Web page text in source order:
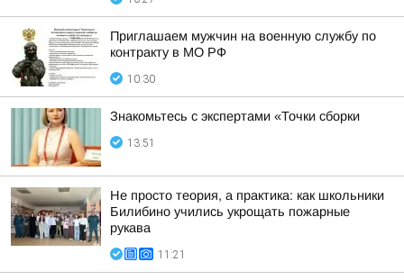
Приглашаем мужчин на военную службу по
контракту в МО РФ
10:30
Знакомьтесь с экспертами «Точки сборки
13:51
Не просто теория, а практика: как школьники
Билибино учились укрощать пожарные
рукава
11:21